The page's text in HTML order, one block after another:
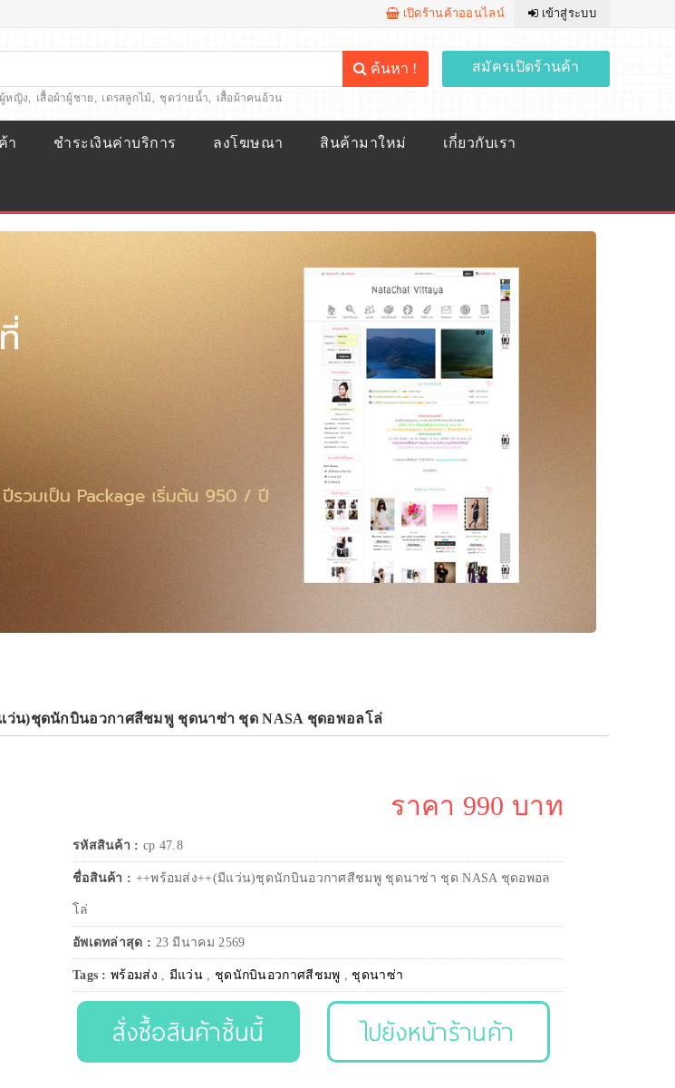
เปิดร้านค้าออนไลน์ เข้าสู่ระบบ
ค้นหา !
ผู้หญิง, เสื้อผ้าผู้ชาย, เดรสลูกไม้, ชุดว่ายน้ำ, เสื้อผ้าคนอ้วน
สมัครเปิดร้านค้า
า ชำระเงินค่าบริการ ลงโฆษณา สินค้ามาใหม่ เกี่ยวกับเรา
ว่น)ชุดนักบินอวกาศสีชมพู ชุดนาซ่า ชุด NASA ชุดอพอลโล่
ราคา 990 บาท
รหัสสินค้า : cp 47.8
ชื่อสินค้า : ++พร้อมส่ง++(มีแว่น)ชุดนักบินอวกาศสีชมพู ชุดนาซ่า ชุด NASA ชุดอพอล
โล่
อัพเดทล่าสุด : 23 มีนาคม 2569
Tags :พร้อมส่ง , มีแว่น , ชุดนักบินอวกาศสีชมพู , ชุดนาซ่า
สั่งซื้อสินค้าชิ้นนี้ ไปยังหน้าร้านค้า